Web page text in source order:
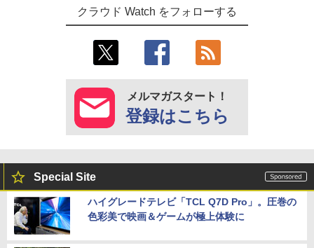
クラウド Watch をフォローする
メルマガスタート！
登録はこちら
Special Site
ハイグレードテレビ「TCL Q7D Pro」。圧巻の
色彩美で映画＆ゲームが極上体験に